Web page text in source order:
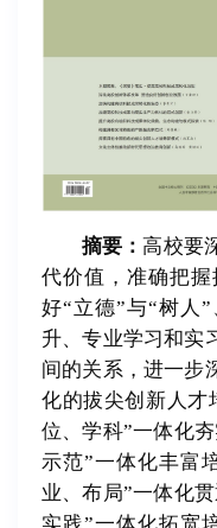
摘要：高校要
代价值，准确把
好“立德”与“树人”
升、专业学习和实
间的关系，进一步
化的拔尖创新人才
位、学科”一体化
示范”一体化丰富
业、布局”一体化